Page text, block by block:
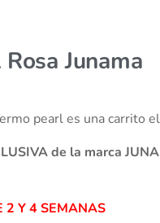
Junama
pearl es una carrito
de la marca
2 Y 4 SEMANAS